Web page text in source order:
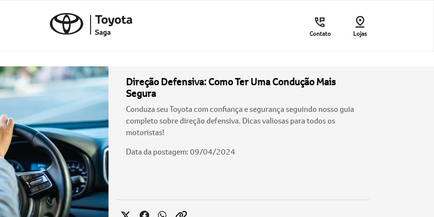
Contato Lojas
Direção Defensiva: Como Ter Uma Condução Mais
Segura
Conduza seu Toyota com confiança e segurança seguindo nosso guia
completo sobre direção defensiva. Dicas valiosas para todos os
motoristas!
Data da postagem: 09/04/2024